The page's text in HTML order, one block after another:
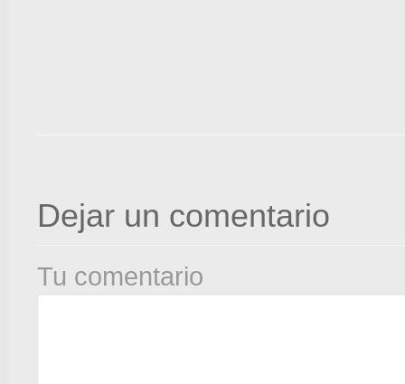
Dejar un comentario
Tu comentario